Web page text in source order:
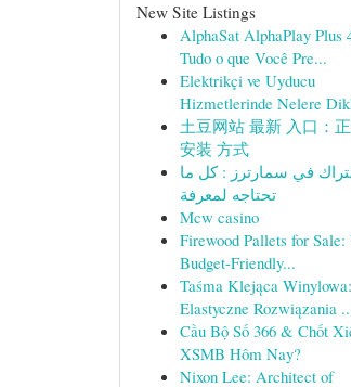
New Site Listings
AlphaSat AlphaPlay Plus
Tudo o que Você Pre...
Elektrikçi ve Uyducu
Hizmetlerinde Nelere
土豆网站 最新 入口：
安装 方式
في سمارترز : كل ما
تحتاجه لمعرفة
Mcw casino
Firewood Pallets for Sale:
Budget-Friendly...
Taśma Klejąca Winylowa:
Elastyczne Rozwiązania
Cầu Bộ Số 366 & Chốt
XSMB Hôm Nay?
Nixon Lee: Architect of